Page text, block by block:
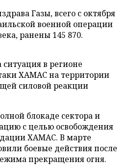
Газы, всего с октября
военной операции
ранены 145 870.
ситуация в регионе
ХАМАС на территории
силовой реакции
блокаде сектора и
с целью освобождения
ХАМАС. В марте
боевые действия после
прекращения огня.